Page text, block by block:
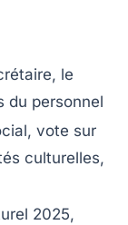
le
du personnel
vote sur
culturelles,
2025,